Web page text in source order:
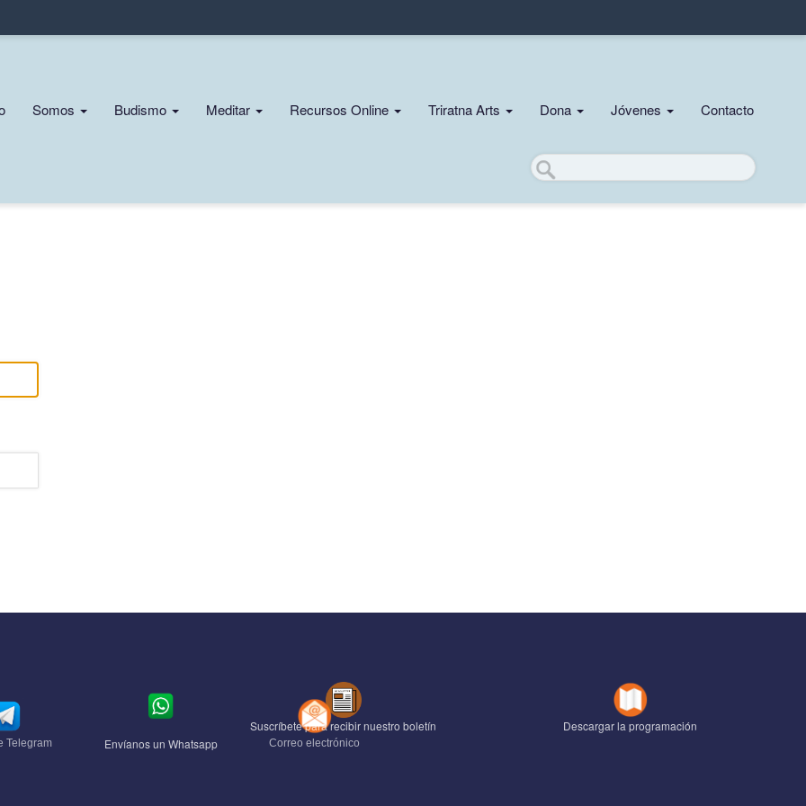
Somos Budismo Meditar Recursos Online Triratna Arts Dona Jóvenes Contacto
Buscar
Telegram Envíanos un Whatsapp Correo electrónico
Suscríbete para recibir nuestro boletín Descargar la programación